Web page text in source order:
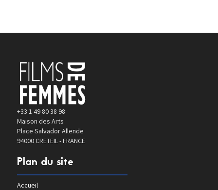
+33 1 49 80 38 98
Maison des Arts
Place Salvador Allende
94000 CRETEIL - FRANCE
Plan du site
Accueil